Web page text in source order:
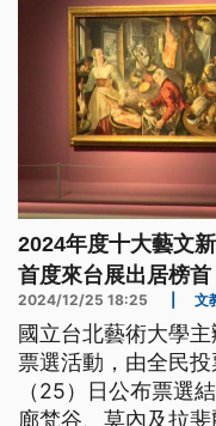
2024年度十大藝文
首度來台展出居榜首
2024/12/25 18:25 文
國立台北藝術大學
票選活動，由全民
（25）日公布票選
廊梵谷、莫內及拉